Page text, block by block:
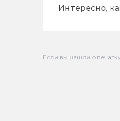
Интересно,
Если вы нашли